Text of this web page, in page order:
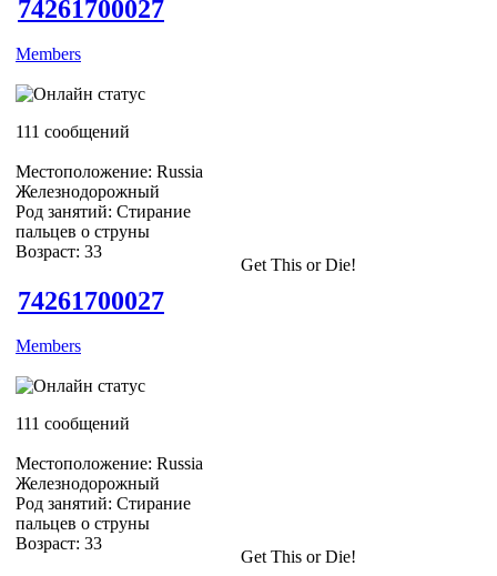
74261700027
Members
111 сообщений
Местоположение: Russia
Железнодорожный
Род занятий: Стирание
пальцев о струны
Возраст: 33
Get This or Die!
74261700027
Members
111 сообщений
Местоположение: Russia
Железнодорожный
Род занятий: Стирание
пальцев о струны
Возраст: 33
Get This or Die!